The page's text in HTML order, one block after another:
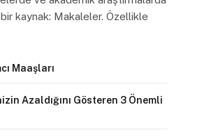
kaynak: Makaleler. Özellikle
Maaşları
Azaldığını Gösteren 3 Önemli